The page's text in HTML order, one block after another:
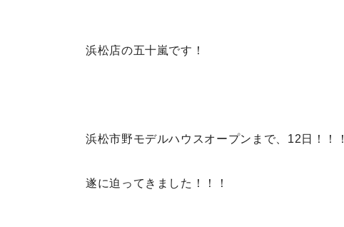
浜松店の五十嵐です！
浜松市野モデルハウスオープンまで、12日！！！
遂に迫ってきました！！！